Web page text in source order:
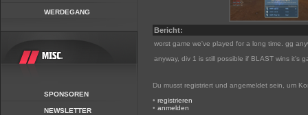
WERDEGANG
SPONSOREN
NEWSLETTER
Bericht:
worst game we've played for a long time. gg
anyway, div 1 is still possible if BLAST wins it's
Du musst registriert und angemeldet sein, um
• registrieren
• anmelden